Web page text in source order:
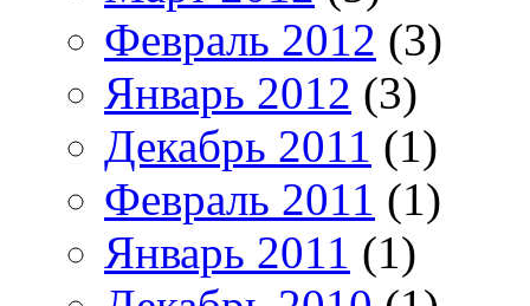
Февраль 2012 (3)
Январь 2012 (3)
Декабрь 2011 (1)
Февраль 2011 (1)
Январь 2011 (1)